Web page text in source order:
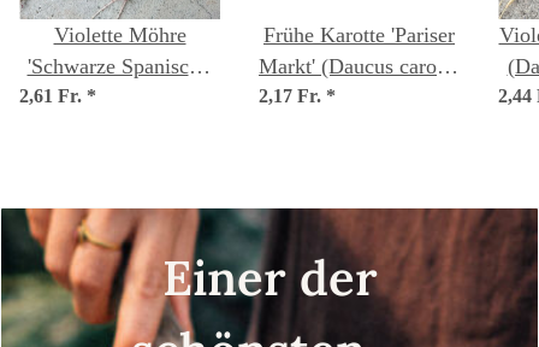
Violette Möhre
'Schwarze Spanische'
(Daucus carota)
2,61 Fr. *
Frühe Karotte 'Pariser
Markt' (Daucus carota)
Samen
2,17 Fr. *
Einer der